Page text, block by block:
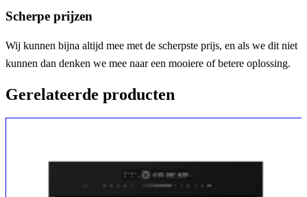
Scherpe prijzen
Wij kunnen bijna altijd mee met de scherpste prijs, en als we dit niet
kunnen dan denken we mee naar een mooiere of betere oplossing.
Gerelateerde producten